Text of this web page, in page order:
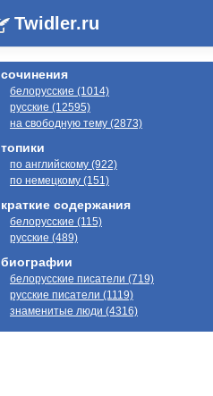
Twidler.ru
сочинения
белорусские (1014)
русские (12595)
на свободную тему (2873)
топики
по английскому (922)
по немецкому (151)
краткие содержания
белорусские (115)
русские (489)
биографии
белорусские писатели (719)
русские писатели (1119)
знаменитые люди (4316)